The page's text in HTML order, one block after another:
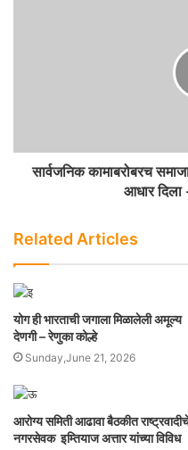
सार्वजनिक कामाबरोबरच
आधार
Related Articles
योग ही भारताची जगाला मिळालेली अमूल्य
देणगी – रेणुका कोल्हे
Sunday,June 21, 2026
आरोग्य समिती आढावा बैठकीत
नगरसेवक इम्तियाज अत्तार यांच्या विविध